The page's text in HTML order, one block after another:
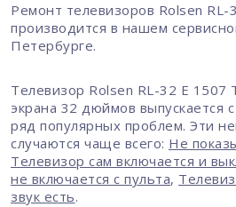
Ремонт телевизоров Rolsen RL-
производится в нашем
Петербурге.
Телевизор Rolsen RL-32 E 1507
экрана 32 дюймов выпускается
ряд популярных проблем. Эти
случаются чаще всего: Не
Телевизор сам включается и
не включается с пульта,
звук есть.